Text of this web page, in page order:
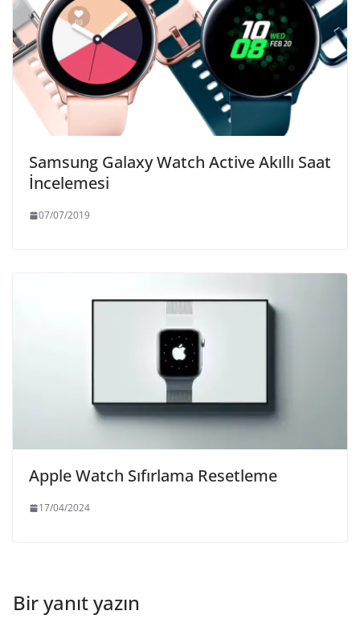
Samsung Galaxy Watch Active Akıllı Saat
İncelemesi
07/07/2019
Apple Watch Sıfırlama Resetleme
17/04/2024
Bir yanıt yazın